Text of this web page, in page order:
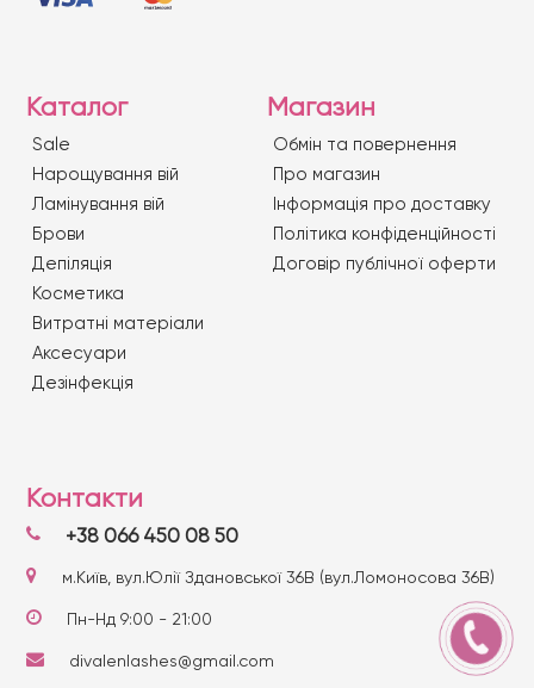
Каталог
Sale
Нарощування вій
Ламінування вій
Брови
Депіляція
Косметика
Витратні матеріали
Аксесуари
Дезінфекція
Магазин
Обмін та повернення
Про магазин
Iнформація про доставку
Політика конфіденційності
Договір публічної оферти
Контакти
+38 066 450 08 50
м.Київ, вул.Юлії Здановської 36В (вул.Ломоносова 36В)
Пн-Нд 9:00 - 21:00
divalenlashes@gmail.com